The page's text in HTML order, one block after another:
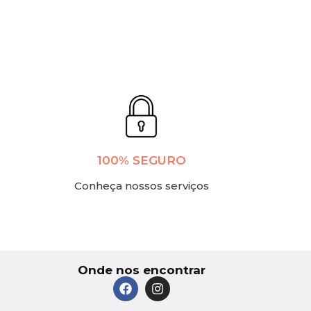
100% SEGURO
Conheça nossos serviços
Onde nos encontrar